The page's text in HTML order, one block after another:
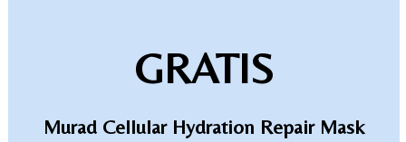
GRATIS
Murad Cellular Hydration Repair Mask